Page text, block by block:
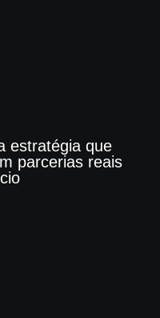
estratégia que
parcerias reais